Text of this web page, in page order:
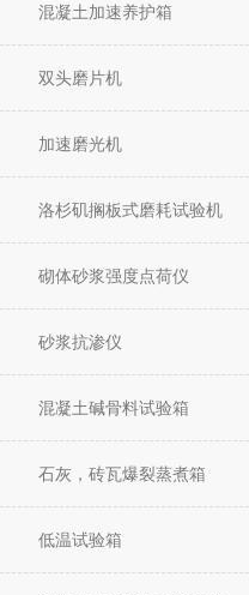
混凝土加速养护箱
双头磨片机
加速磨光机
洛杉矶搁板式磨耗试验机
砌体砂浆强度点荷仪
砂浆抗渗仪
混凝土碱骨料试验箱
石灰，砖瓦爆裂蒸煮箱
低温试验箱